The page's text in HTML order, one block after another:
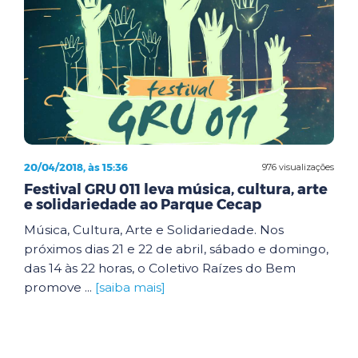
976 visualizações
20/04/2018, às 15:36
Festival GRU 011 leva música, cultura, arte
e solidariedade ao Parque Cecap
Música, Cultura, Arte e Solidariedade. Nos
próximos dias 21 e 22 de abril, sábado e domingo,
das 14 às 22 horas, o Coletivo Raízes do Bem
promove ... [saiba mais]